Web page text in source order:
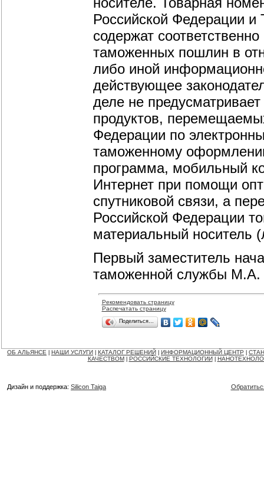
Российской Федерации
содержат
таможенных пошлин в
либо иной
действующее
деле не
продуктов,
Федерации по
таможенному
программа, мобильный
Интернет при помощи
спутниковой связи, а
Российской Федерации
материальный носитель
Первый заместитель
таможенной службы М.А.
Рекомендовать страницу
Распечатать страницу
Поделиться…
ОБ АЛЬЯНСЕ НАШИ УСЛУГИ КАТАЛОГ РЕШЕНИЙ ИНФОРМАЦИОННЫЙ ЦЕНТР
КАЧЕСТВОМ
РОССИЙСКИЕ ТЕХНОЛОГИИ
Дизайн и поддержка: Silicon Taiga